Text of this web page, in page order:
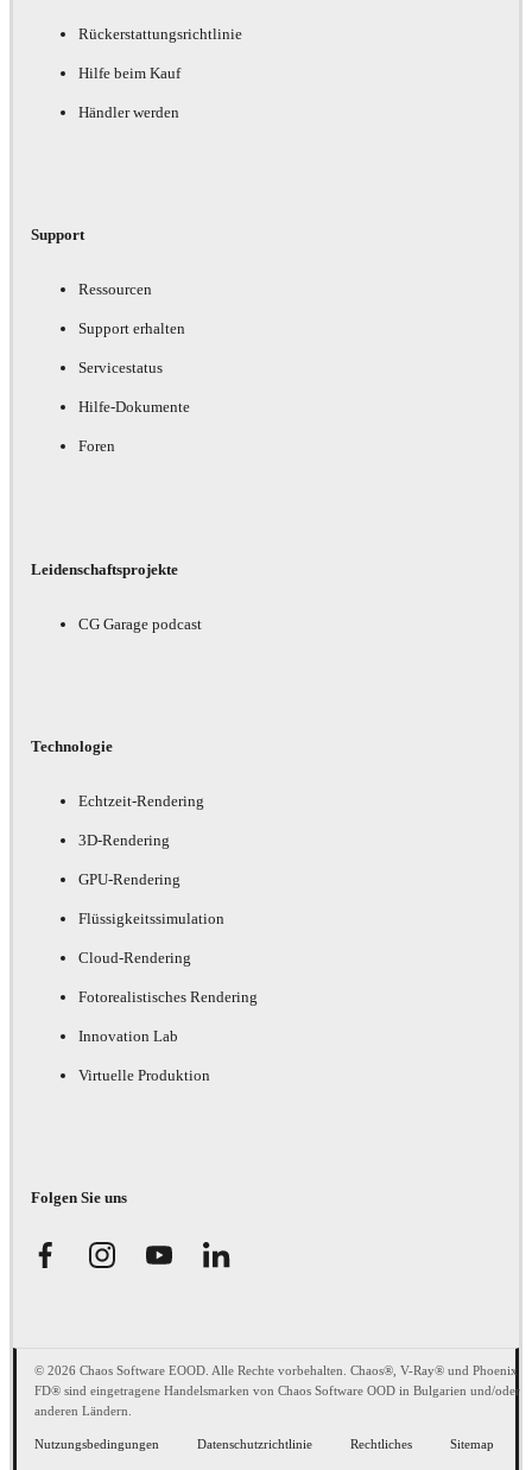
Rückerstattungsrichtlinie
Hilfe beim Kauf
Händler werden
Support
Ressourcen
Support erhalten
Servicestatus
Hilfe-Dokumente
Foren
Leidenschaftsprojekte
CG Garage podcast
Technologie
Echtzeit-Rendering
3D-Rendering
GPU-Rendering
Flüssigkeitssimulation
Cloud-Rendering
Fotorealistisches Rendering
Innovation Lab
Virtuelle Produktion
Folgen Sie uns
© 2026 Chaos Software EOOD. Alle Rechte vorbehalten. Chaos®, V-Ray® und Phoenix
FD® sind eingetragene Handelsmarken von Chaos Software OOD in Bulgarien und/oder
anderen Ländern.
Nutzungsbedingungen Datenschutzrichtlinie Rechtliches Sitemap